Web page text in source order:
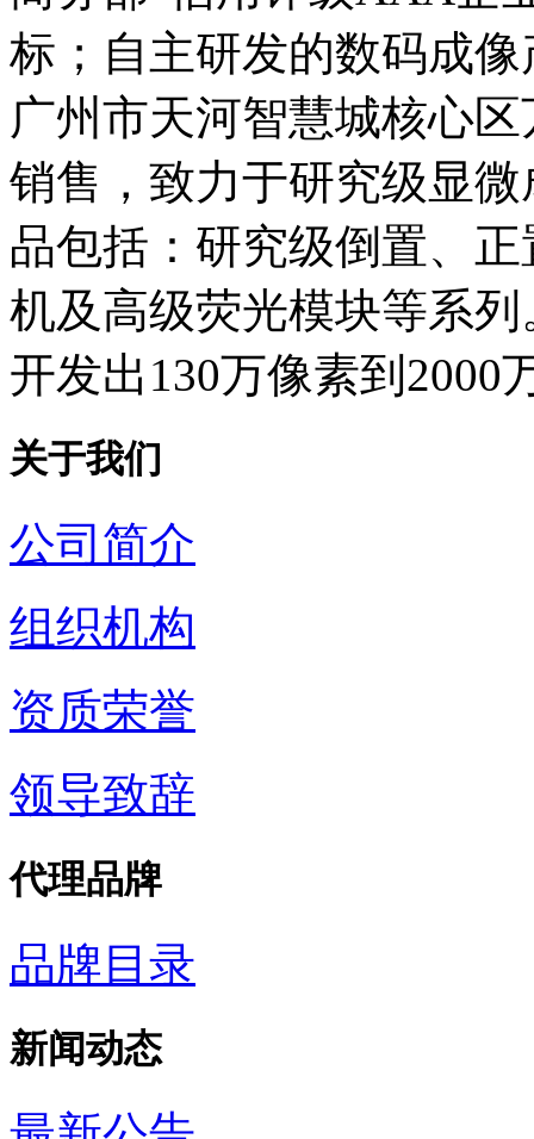
标；自主研发的数码成
广州市天河智慧城核心
销售，致力于研究级显
品包括：研究级倒置、
机及高级荧光模块等系
开发出130万像素到2000
关于我们
公司简介
组织机构
资质荣誉
领导致辞
代理品牌
品牌目录
新闻动态